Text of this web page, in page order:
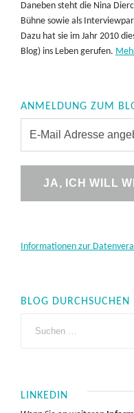
Daneben steht die Nina
Bühne sowie als
Dazu hat sie im Jahr 2010
Blog) ins Leben gerufen.
ANMELDUNG ZUM
Informationen zur
BLOG DURCHSUCHEN
LINKEDIN